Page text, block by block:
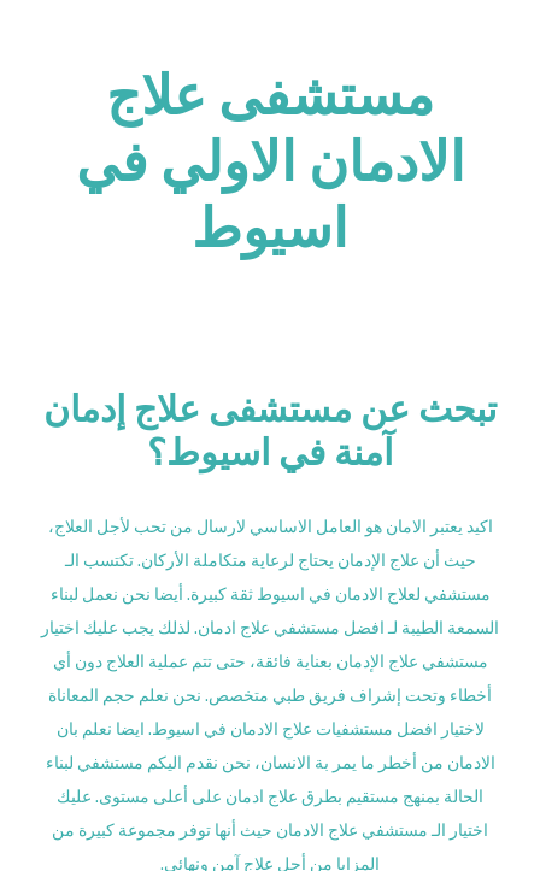
مستشفى علاج
الادمان الاولي في
اسيوط
تبحث عن مستشفى علاج إدمان
آمنة في اسيوط؟
اكيد يعتبر الامان هو العامل الاساسي لارسال من تحب لأجل العلاج،
حيث أن علاج الإدمان يحتاج لرعاية متكاملة الأركان. تكتسب الـ
مستشفي لعلاج الادمان في اسيوط ثقة كبيرة. أيضا نحن نعمل لبناء
السمعة الطيبة لـ افضل مستشفي علاج ادمان. لذلك يجب عليك اختيار
مستشفي علاج الإدمان بعناية فائقة، حتى تتم عملية العلاج دون أي
أخطاء وتحت إشراف فريق طبي متخصص. نحن نعلم حجم المعاناة
لاختيار افضل مستشفيات علاج الادمان في اسيوط. ايضا نعلم بان
الادمان من أخطر ما يمر بة الانسان، نحن نقدم اليكم مستشفي لبناء
الحالة بمنهج مستقيم بطرق علاج ادمان على أعلى مستوى. عليك
اختيار الـ مستشفي علاج الادمان حيث أنها توفر مجموعة كبيرة من
المزايا من أجل علاج آمن ونهائي.